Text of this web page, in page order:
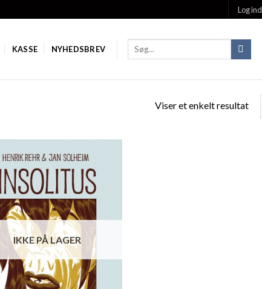
Log ind
KASSE NYHEDSBREV
Viser et enkelt resultat
Add to
Wishlist
IKKE PÅ LAGER